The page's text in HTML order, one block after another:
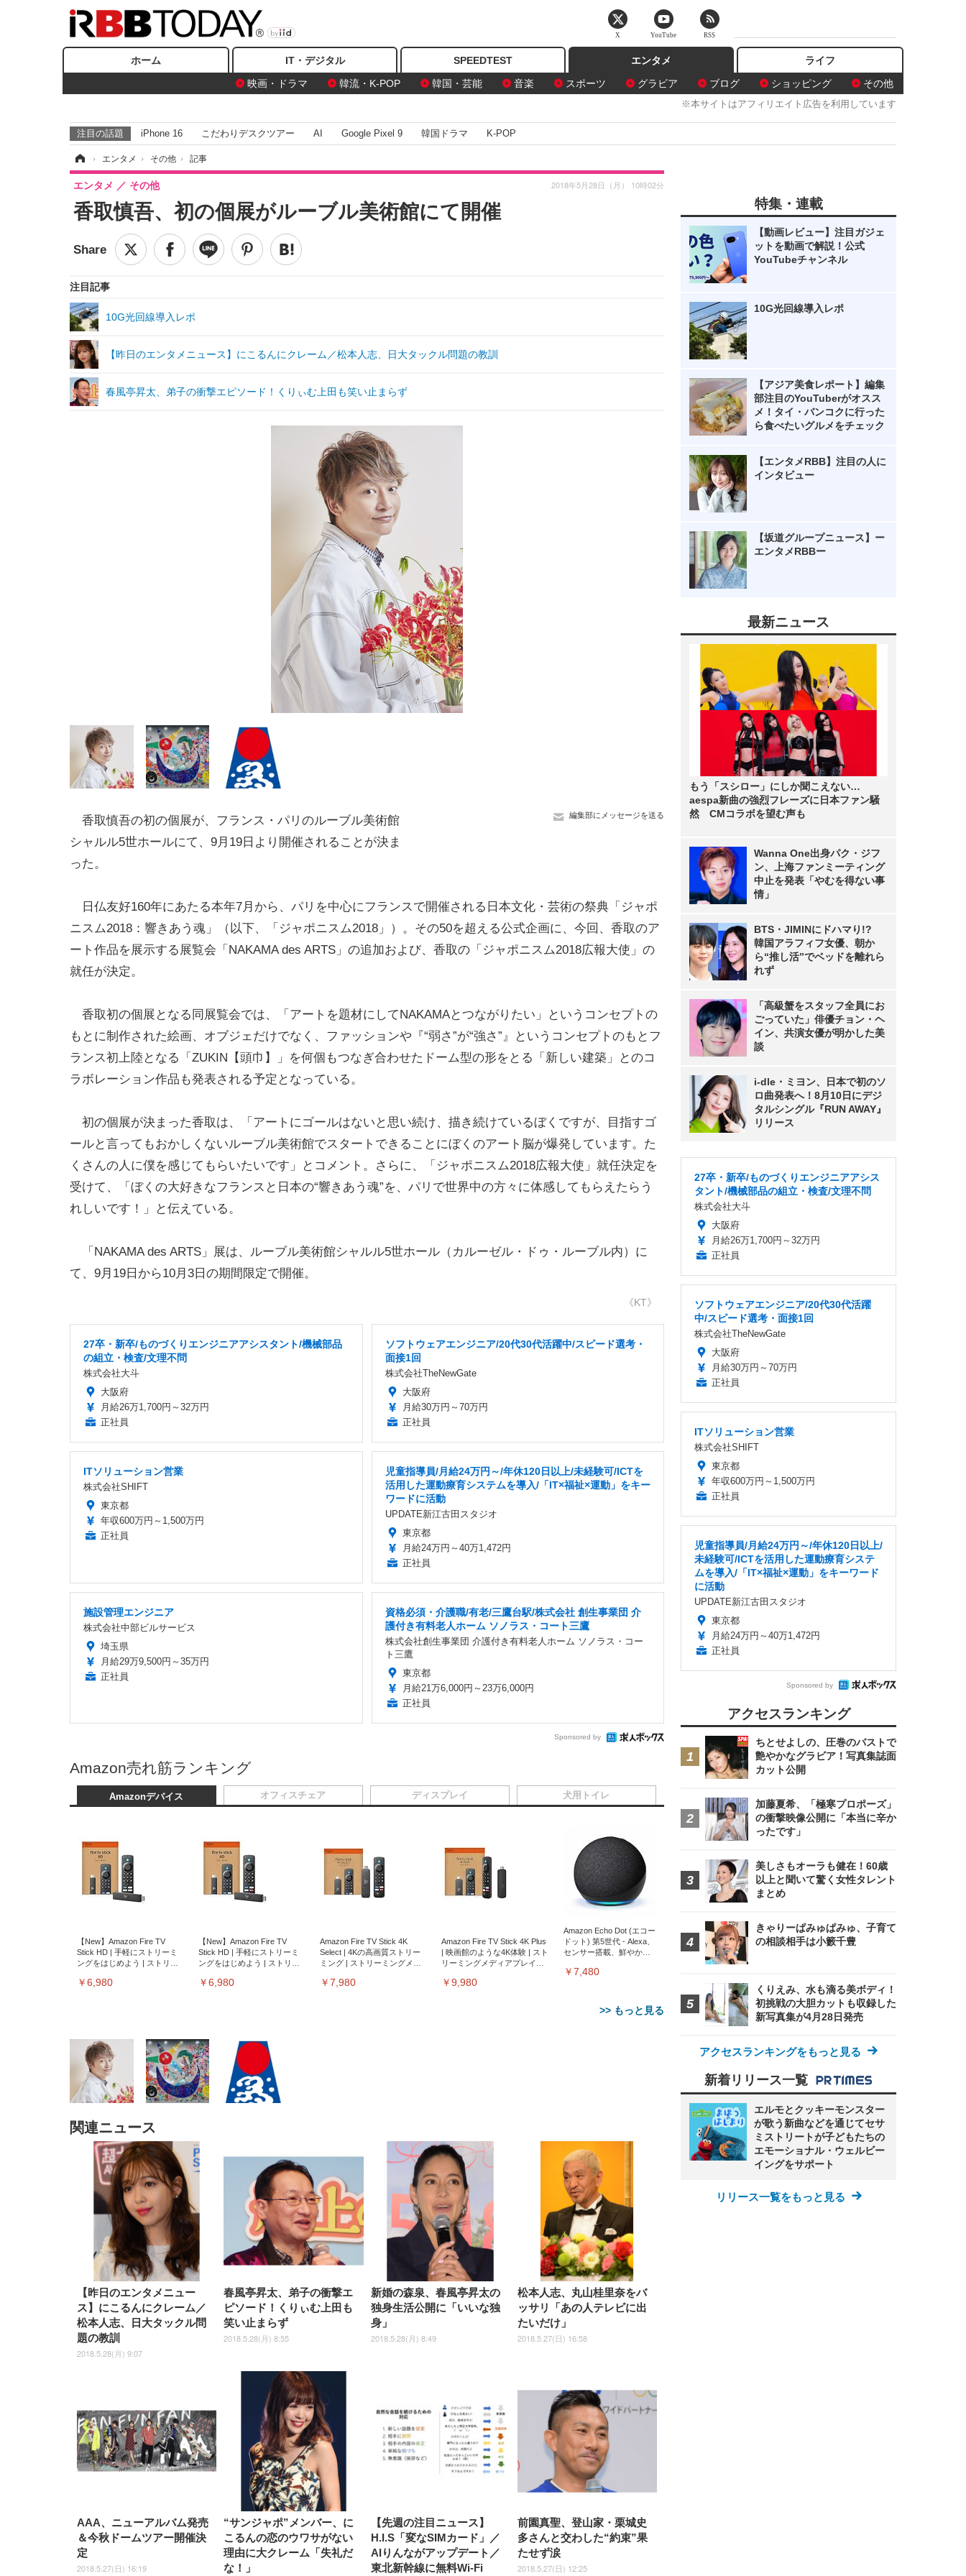
ホーム IT・デジタル SPEEDTEST
エンタメ
映画・ドラマ
韓流・K-POP 韓国・芸能 音楽 スポーツ グラビア ブログ ショッピング その他
ライフ
※本サイトはアフィリエイト広告を利用しています
注目の話題 iPhone 16 こだわりデスクツアー AI Google Pixel 9 韓国ドラマ K-POP
› エンタメ › その他 › 記事
香取慎吾、初の個展がルーブル美術館にて開催
エンタメ その他 2018年5月28日（月） 10時02分
注目記事
10G光回線導入レポ
【昨日のエンタメニュース】にこるんにクレーム／松本人志、日大タックル問題の教訓
春風亭昇太、弟子の衝撃エピソード！くりぃむ上田も笑い止まらず
編集部にメッセージを送る
香取慎吾の初の個展が、フランス・パリのルーブル美術館
シャルル5世ホールにて、9月19日より開催されることが決ま
った。
日仏友好160年にあたる本年7月から、パリを中心にフランスで開催される日本文化・芸術の祭典「ジャポ
ニスム2018：響きあう魂」（以下、「ジャポニスム2018」）。その50を超える公式企画に、今回、香取のア
ート作品を展示する展覧会「NAKAMA des ARTS」の追加および、香取の「ジャポニスム2018広報大使」の
就任が決定。
香取初の個展となる同展覧会では、「アートを題材にしてNAKAMAとつながりたい」というコンセプトの
もとに制作された絵画、オブジェだけでなく、ファッションや『“弱さ”が“強さ”』というコンセプトのもとフ
ランス初上陸となる「ZUKIN【頭巾】」を何個もつなぎ合わせたドーム型の形をとる「新しい建築」とのコ
ラボレーション作品も発表される予定となっている。
初の個展が決まった香取は、「アートにゴールはないと思い続け、描き続けているぼくですが、目指すゴ
ールと言ってもおかしくないルーブル美術館でスタートできることにぼくのアート脳が爆発しています。た
くさんの人に僕を感じてもらいたいです」とコメント。さらに、「ジャポニスム2018広報大使」就任決定を
受けて、「ぼくの大好きなフランスと日本の“響きあう魂”を、パリで世界中の方々に体感してもらえたらう
れしいです！」と伝えている。
「NAKAMA des ARTS」展は、ルーブル美術館シャルル5世ホール（カルーゼル・ドゥ・ルーブル内）に
て、9月19日から10月3日の期間限定で開催。
《KT》
27卒・新卒/ものづくりエンジニアアシスタント/機械部品
の組立・検査/文理不問
株式会社大斗
大阪府
月給26万1,700円～32万円
正社員
ソフトウェアエンジニア/20代30代活躍中/スピード選考・
面接1回
株式会社TheNewGate
大阪府
月給30万円～70万円
正社員
ITソリューション営業
株式会社SHIFT
東京都
年収600万円～1,500万円
正社員
児童指導員/月給24万円～/年休120日以上/未経験可/ICTを
活用した運動療育システムを導入/「IT×福祉×運動」をキー
ワードに活動
UPDATE新江古田スタジオ
東京都
月給24万円～40万1,472円
正社員
施設管理エンジニア
株式会社中部ビルサービス
埼玉県
月給29万9,500円～35万円
正社員
資格必須・介護職/有老/三鷹台駅/株式会社 創生事業団 介
護付き有料老人ホーム ソノラス・コート三鷹
株式会社創生事業団 介護付き有料老人ホーム ソノラス・コー
ト三鷹
東京都
月給21万6,000円～23万6,000円
正社員
Sponsored by
Amazon売れ筋ランキング
Amazonデバイス
【New】Amazon Fire TV
Stick HD | 手軽にストリーミ
ングをはじめよう | ストリー
￥6,980
【New】Amazon Fire TV
Stick HD | 手軽にストリーミ
ングをはじめよう | ストリー
￥6,980
Amazon Fire TV Stick 4K
Select | 4Kの高画質ストリー
ミング | ストリーミングメデ
￥7,980
Amazon Fire TV Stick 4K Plus
| 映画館のような4K体験 | スト
リーミングメディアプレイヤ
￥9,980
Amazon Echo Dot (エコー
ドット) 第5世代 - Alexa、
センサー搭載、鮮やかな
￥7,480
>> もっと見る
オフィスチェア
[EdoErgo] オフィスチェア 椅
子 テレワーク 疲れない 跳ね
上げ式アームレスト コンパク
ト 約105度ロッキング pc 事務
椅子 360度回転 座面昇降 強化
ナイロン樹脂ベース 通気性メ
ッシュ 在宅ワーク H-
WY01(黒網+黒枠+黒足)
￥5,699
SIHOO B100 オフィスチェア
／デスクチェア メッシュチェ
ア 人間工学 疲れない ブラッ
Sezlife オフィスチェア デスク
チェア 疲れない テレワーク
チェア 強化バックレスト 30
度ロッキング機能 人間工学 椅
子 腰サポート 90度跳ね上げ
式アームレスト 3Dヘッドレス
ト ハンガー付き 高反発クッシ
ョン PCチェア 通気性メッシ
ュ ゲーミング/勉強/事務用 お
しゃれ パソコンチェア (ブラ
ック)
￥7,680
Sezlife オフィスチェア デスク
チェア 疲れない テレワーク
チェア 強化バックレスト 30度
ロッキング機能 人間工学 椅子
腰サポート 90度跳ね上げ式ア
ームレスト 3Dヘッドレスト
ハンガー付き 高反発クッショ
ン PCチェア 通気性メッシュ
ゲーミング/勉強/事務用 おし
ゃれ パソコンチェア (ホワイ
ト)
￥7,680
ANDWINT オフィスチェ
ア デスクチェア 肘なし メ
ッシュ 通気性 ランバーサ
ポート付き 腰サポート ガ
ス圧無段階昇降 360度回
転 キャスター付き コンパ
クト 幅52×奥行58.5×高さ
84～96cm テレワーク 在
宅勤務 ブラック
￥4,139
ディスプレイ
EIZO ビジネス向けプレミア
ムモニター | FlexScan
EV3240X-WT | 31.5型4K
UHD・USB Type-C・ホワイ
￥105,595
EIZO ビジネス向けプレミア
ムモニター | FlexScan
EV2740X-WT | 27.0型4K
UHD・USB Type-C・ホワイ
【純正品】27"ゲーミングモ
ニター DualSense 充電フッ
￥49,979
【整備済み品】Dell
E2724HS 27インチ 液晶モ
ニター フル
HD（1920×1080）VA 非光
沢 HDMI/DisplayPort/VGA
スピーカー内蔵 高さ調整 ス
イベル VESA対応
ComfortView ビジネス向け
￥15,800
【MiniLED/24.5inch/280Hz/FHD】
GRAPHT THE SHOOTER
Gaming Monitor 24” Essential ゲ
ーミングモニター QD 24.5インチ
1ms FHD 量子ドット 残像低減 (3
年保証 | 輝点保証 | 日本メーカー)
￥34,980
犬用トイレ
Amazonベーシック ペットシ
ーツ 薄型 レギュラー 1回使い
捨て 無香料 ホワイト 300枚
￥3,373
Amazonベーシック ペットシ
ーツ 厚型 ワイド 42枚x2袋(84
枚) ホワイト(吸収面:ライトブ
ネオ・ルーライフ ネオ・オム
ツ L 中型犬用 26枚入り 単品
￥1,800
Smart Basic(スマートベーシ
ック) 【Amazon.co.jp限定】
Smart Basic アイリスオーヤマ
ペットシーツ 超厚型 お徳用
ワイド 100枚入 (x 1) (ケース
販売)
￥3,670
アイリスオーヤマ ペット
シーツ 超厚型 お徳用 レギ
ュラー 200枚入
【Amazon.co.jp限定】
￥3,731
関連ニュース
【昨日のエンタメニュー
ス】にこるんにクレーム／
松本人志、日大タックル問
題の教訓
2018.5.28(月) 9:07
春風亭昇太、弟子の衝撃エ
ピソード！くりぃむ上田も
笑い止まらず
2018.5.28(月) 8:55
新婚の森泉、春風亭昇太の
独身生活公開に「いいな独
身」
2018.5.28(月) 8:49
松本人志、丸山桂里奈をバ
ッサリ「あの人テレビに出
たいだけ」
2018.5.27(日) 16:58
AAA、ニューアルバム発売
＆今秋ドームツアー開催決
定
2018.5.27(日) 16:19
“サンジャポ”メンバー、に
こるんの恋のウワサがない
理由に大クレーム「失礼だ
な！」
【先週の注目ニュース】
H.I.S「変なSIMカード」／
AIりんながアップデート／
東北新幹線に無料Wi-Fi
前園真聖、登山家・栗城史
多さんと交わした“約束”果
たせず涙
2018.5.27(日) 12:25
特集・連載
【動画レビュー】注目ガジェ
ットを動画で解説！公式
YouTubeチャンネル
10G光回線導入レポ
【アジア美食レポート】編集
部注目のYouTuberがオスス
メ！タイ・バンコクに行った
ら食べたいグルメをチェック
【エンタメRBB】注目の人に
インタビュー
【坂道グループニュース】ー
エンタメRBBー
最新ニュース
もう「スシロー」にしか聞こえない…
aespa新曲の強烈フレーズに日本ファン騒
然 CMコラボを望む声も
Wanna One出身パク・ジフ
ン、上海ファンミーティング
中止を発表「やむを得ない事
情」
BTS・JIMINにドハマり!?
韓国アラフィフ女優、朝か
ら“推し活”でベッドを離れら
れず
「高級蟹をスタッフ全員にお
ごっていた」俳優チョン・ヘ
イン、共演女優が明かした美
談
i-dle・ミヨン、日本で初のソ
ロ曲発表へ！8月10日にデジ
タルシングル『RUN AWAY』
リリース
27卒・新卒/ものづくりエンジニアアシス
タント/機械部品の組立・検査/文理不問
株式会社大斗
大阪府
月給26万1,700円～32万円
正社員
ソフトウェアエンジニア/20代30代活躍
中/スピード選考・面接1回
株式会社TheNewGate
大阪府
月給30万円～70万円
正社員
ITソリューション営業
株式会社SHIFT
東京都
年収600万円～1,500万円
正社員
児童指導員/月給24万円～/年休120日以上/
未経験可/ICTを活用した運動療育システ
ムを導入/「IT×福祉×運動」をキーワード
に活動
UPDATE新江古田スタジオ
東京都
月給24万円～40万1,472円
正社員
Sponsored by
アクセスランキング
ちとせよしの、圧巻のバストで
艶やかなグラビア！写真集誌面
カット公開
加藤夏希、「極寒プロポーズ」
の衝撃映像公開に「本当に辛か
ったです」
美しさもオーラも健在！60歳
以上と聞いて驚く女性タレント
まとめ
きゃりーぱみゅぱみゅ、子育て
の相談相手は小籔千豊
くりえみ、水も滴る美ボディ！
初挑戦の大胆カットも収録した
新写真集が4月28日発売
アクセスランキングをもっと見る
新着リリース一覧
エルモとクッキーモンスター
が歌う新曲などを通じてセサ
ミストリートが子どもたちの
エモーショナル・ウェルビー
イングをサポート
リリース一覧をもっと見る
X YouTube RSS